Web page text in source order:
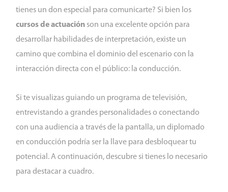
tienes un don especial para comunicarte? Si bien los
cursos de actuación son una excelente opción para
desarrollar habilidades de interpretación, existe un
camino que combina el dominio del escenario con la
interacción directa con el público: la conducción.
Si te visualizas guiando un programa de televisión,
entrevistando a grandes personalidades o conectando
con una audiencia a través de la pantalla, un diplomado
en conducción podría ser la llave para desbloquear tu
potencial. A continuación, descubre si tienes lo necesario
para destacar a cuadro.